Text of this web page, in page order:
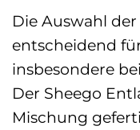
Die Auswahl
entscheidend
insbesondere
Der Sheego
Mischung